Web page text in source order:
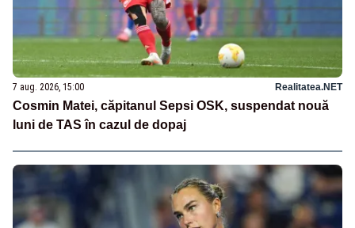
7 aug. 2026, 15:00 Realitatea.NET
Cosmin Matei, căpitanul Sepsi OSK, suspendat nouă
luni de TAS în cazul de dopaj